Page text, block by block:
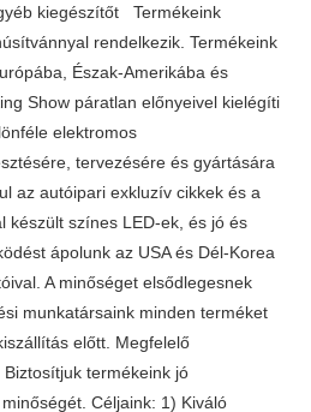
kiegészítőt Termékeink
rendelkezik. Termékeink
Észak-Amerikába és
Show páratlan előnyeivel kielégíti
elektromos
tervezésére és gyártására
az autóipari exkluzív cikkek és a
készült színes LED-ek, és jó és
ápolunk az USA és Dél-Korea
A minőséget elsődlegesnek
munkatársaink minden terméket
előtt. Megfelelő
termékeink jó
Céljaink: 1) Kiváló